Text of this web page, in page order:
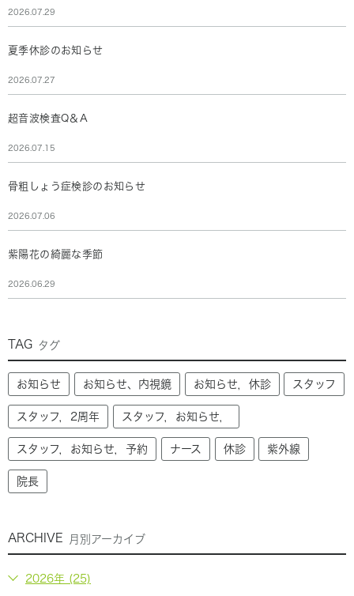
2026.07.29
夏季休診のお知らせ
2026.07.27
超音波検査Q＆A
2026.07.15
骨粗しょう症検診のお知らせ
2026.07.06
紫陽花の綺麗な季節
2026.06.29
TAG タグ
お知らせ お知らせ、内視鏡 お知らせ，休診 スタッフ
スタッフ，2周年 スタッフ，お知らせ，
スタッフ，お知らせ，予約 ナース 休診 紫外線
院長
ARCHIVE 月別アーカイブ
2026年 (25)